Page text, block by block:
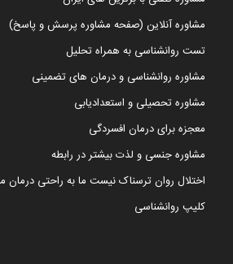
مشاوره آنلاین (صفحه مشاوره پرسش و پاسخ)
تست روانشناسی به همراه تحلیل
مشاوره روانشناسی و درمان های تضمینی
مشاوره تحصیلی و استعدادیابی
معجزه برای درمان افسردگی
مشاوره جنسی و لذت بیشتر در رابطه
اختلال روان ترسناک نیست ما به راحتی درمان
کلیپ روانشناسی